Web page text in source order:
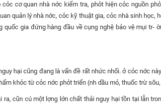
cơ quan nhà nớc kiểm tra, phỏt hiện cỏc nguồn
quản lý nhà nớc, cỏc kỹ thuật gia, cỏc nhà sinh học,
gia đứng hàng đầu về cụng nghệ bảo vệ mụi tr-
hại cũng đang là vấn đề rất nhức nhối. ở cỏc nớc
khỏc từ cỏc nớc phỏt triển (nh dầu mỏ, thuốc trừ
cũn cú một lợng lớn chất thải nguy hại tồn tại lẫn